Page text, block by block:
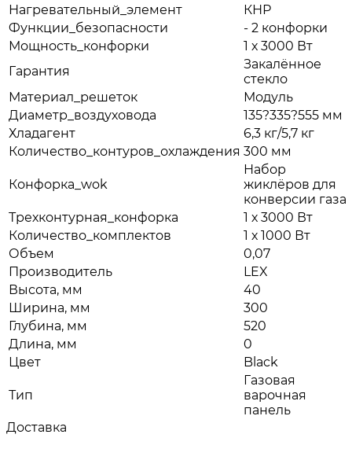
Нагревательный_элемент
КНР
Функции_безопасности
- 2 конфорки
Мощность_конфорки
1 х 3000 Вт
Гарантия
Закалённое
стекло
Материал_решеток
Модуль
Диаметр_воздуховода
135?335?555 мм
Хладагент
6,3 кг/5,7 кг
Количество_контуров_охлаждения 300 мм
Конфорка_wok
Набор
жиклёров для
конверсии газа
Трехконтурная_конфорка
1 х 3000 Вт
Количество_комплектов
1 х 1000 Вт
Объем
0,07
Производитель
LEX
Высота, мм
40
Ширина, мм
300
Глубина, мм
520
Длина, мм
0
Цвет
Black
Тип
Газовая
варочная
панель
Доставка